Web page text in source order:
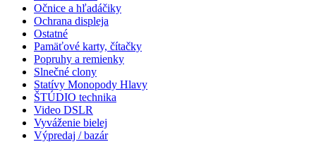
Očnice a hľadáčiky
Ochrana displeja
Ostatné
Pamäťové karty, čítačky
Popruhy a remienky
Slnečné clony
Statívy Monopody Hlavy
ŠTÚDIO technika
Video DSLR
Vyváženie bielej
Výpredaj / bazár